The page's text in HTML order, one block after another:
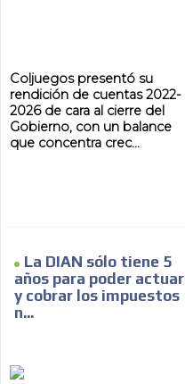
Coljuegos presentó su
rendición de cuentas 2022-
2026 de cara al cierre del
Gobierno, con un balance
que concentra crec...
La DIAN sólo tiene 5
años para poder actuar
y cobrar los impuestos
n...